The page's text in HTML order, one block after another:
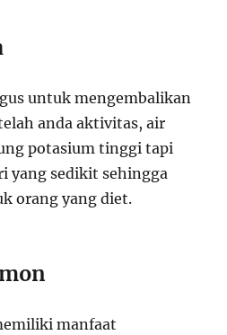
untuk mengembalikan
anda aktivitas, air
potasium tinggi tapi
yang sedikit sehingga
orang yang diet.
manfaat